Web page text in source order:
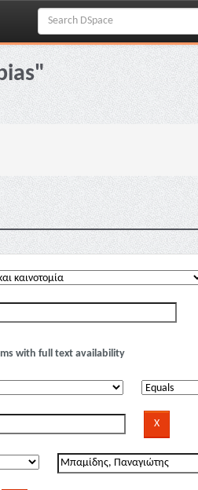
with full text availability